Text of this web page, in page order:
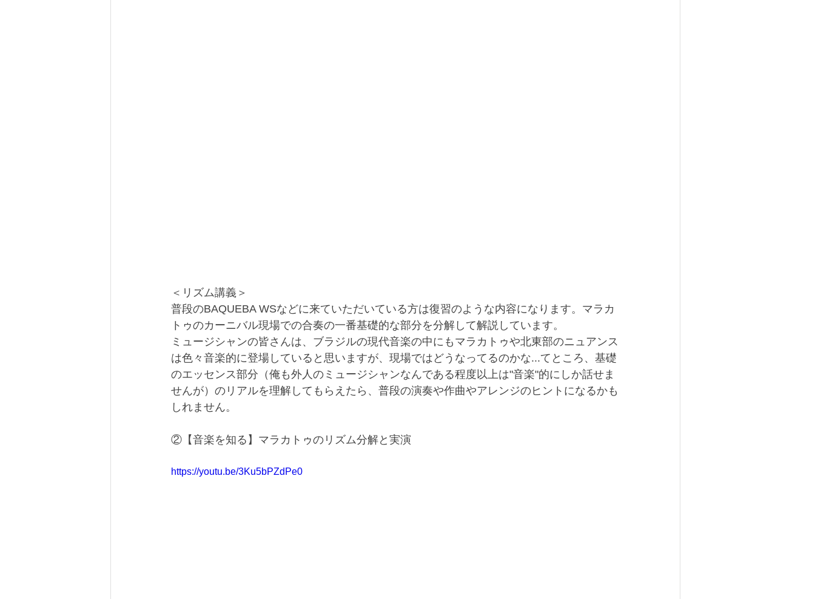
＜リズム講義＞
普段のBAQUEBA WSなどに来ていただいている方は復習のような内容になります。マラカ
トゥのカーニバル現場での合奏の一番基礎的な部分を分解して解説しています。
ミュージシャンの皆さんは、ブラジルの現代音楽の中にもマラカトゥや北東部のニュアンス
は色々音楽的に登場していると思いますが、現場ではどうなってるのかな...てところ、基礎
のエッセンス部分（俺も外人のミュージシャンなんである程度以上は"音楽"的にしか話せま
せんが）のリアルを理解してもらえたら、普段の演奏や作曲やアレンジのヒントになるかも
しれません。
②【音楽を知る】マラカトゥのリズム分解と実演
https://youtu.be/3Ku5bPZdPe0